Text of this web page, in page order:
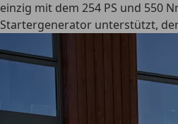
einzig mit dem 254 PS und 550
Startergenerator unterstützt,